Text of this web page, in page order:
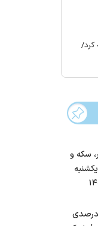
کرد/
سکه و
تورم ۱۳۰ درصدی